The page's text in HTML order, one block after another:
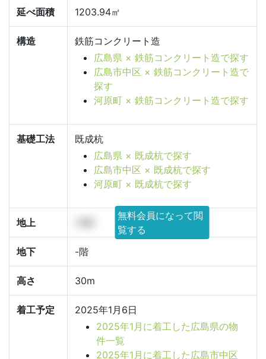
延べ面積 1203.94㎡
構造
鉄筋コンクリート造
広島県 × 鉄筋コンクリート造で探す
広島市中区 × 鉄筋コンクリート造で
探す
河原町 × 鉄筋コンクリート造で探す
基礎工法
既成杭
広島県 × 既成杭で探す
広島市中区 × 既成杭で探す
河原町 × 既成杭で探す
地上
無料会員になって閲
覧する
地下
-階
高さ 30m
着工予定
2025年1月6日
2025年1月に着工した広島県の物
件一覧
2025年1月に着工した広島市中区